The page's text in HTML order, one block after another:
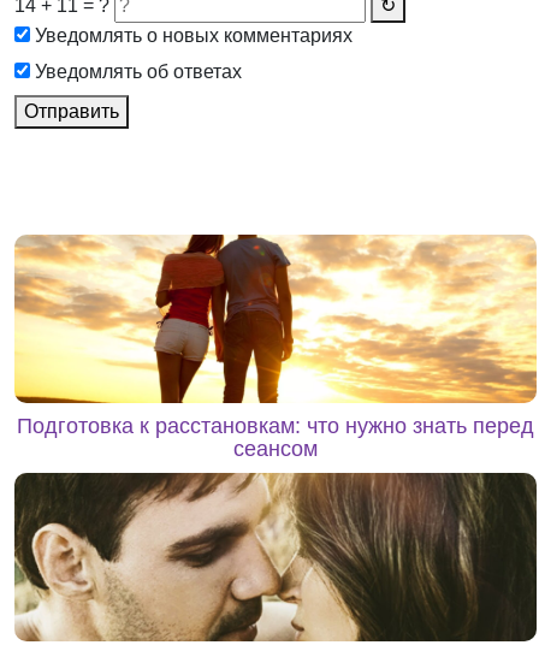
14 + 11 = ?
↻
Уведомлять о новых комментариях
Уведомлять об ответах
Отправить
Подготовка к расстановкам: что нужно знать перед
сеансом